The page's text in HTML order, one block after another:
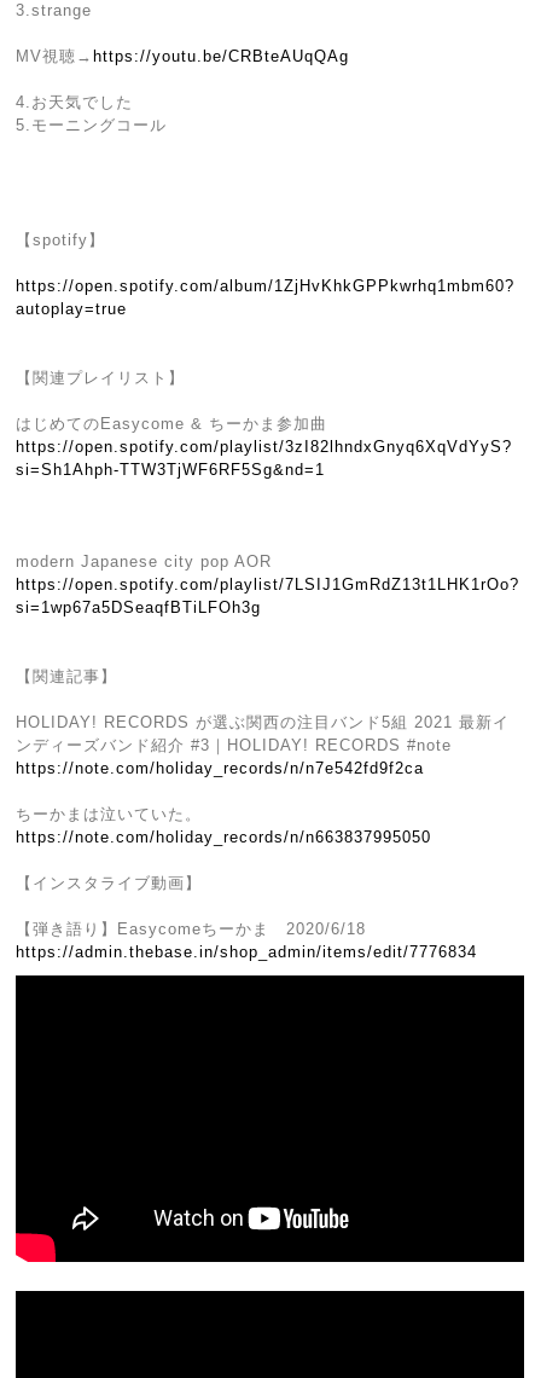
3.strange
MV視聴→ https://youtu.be/CRBteAUqQAg
4.お天気でした
5.モーニングコール
【spotify】
https://open.spotify.com/album/1ZjHvKhkGPPkwrhq1mbm60?
autoplay=true
【関連プレイリスト】
はじめてのEasycome & ちーかま参加曲
https://open.spotify.com/playlist/3zI82lhndxGnyq6XqVdYyS?
si=Sh1Ahph-TTW3TjWF6RF5Sg&nd=1
modern Japanese city pop AOR
https://open.spotify.com/playlist/7LSIJ1GmRdZ13t1LHK1rOo?
si=1wp67a5DSeaqfBTiLFOh3g
【関連記事】
HOLIDAY! RECORDS が選ぶ関西の注目バンド5組 2021 最新イ
ンディーズバンド紹介 #3｜HOLIDAY! RECORDS #note
https://note.com/holiday_records/n/n7e542fd9f2ca
ちーかまは泣いていた。
https://note.com/holiday_records/n/n663837995050
【インスタライブ動画】
【弾き語り】Easycomeちーかま 2020/6/18
https://admin.thebase.in/shop_admin/items/edit/7776834